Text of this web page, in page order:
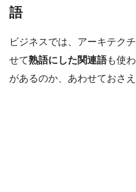
語
ビジネスでは、アーキテク
せて熟語にした関連語も使
があるのか、あわせておさ